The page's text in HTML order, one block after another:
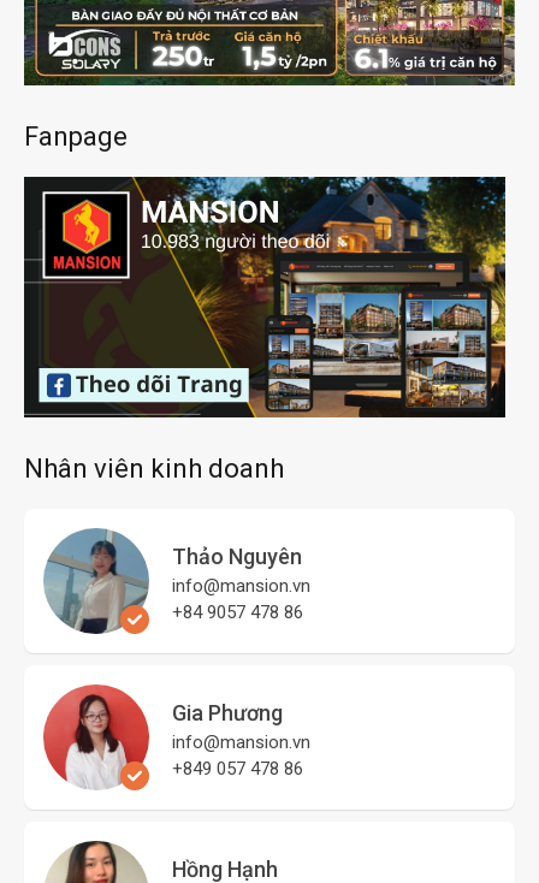
Fanpage
Nhân viên kinh doanh
Thảo Nguyên
info@mansion.vn
+84 9057 478 86
Gia Phương
info@mansion.vn
+849 057 478 86
Hồng Hạnh